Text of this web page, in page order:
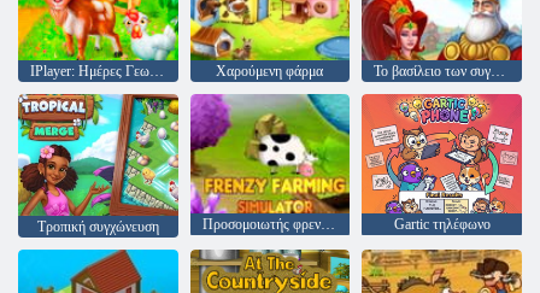
IPlayer: Ημέρες Γεωργίας Χαρούμενη φάρμα Το βασίλειο των συγκεντρώσεων
Τροπική συγχώνευση Προσομοιωτής φρενίτιδας Gartic τηλέφωνο